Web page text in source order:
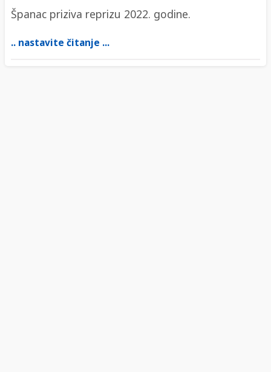
Španac priziva reprizu 2022. godine.
.. nastavite čitanje ...